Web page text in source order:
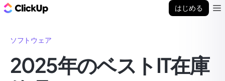
はじめる
ソフトウェア
2025年のベストIT在庫